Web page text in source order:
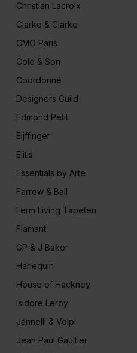
Christian Lacroix
Clarke & Clarke
CMO Paris
Cole & Son
Coordonné
Designers Guild
Edmond Petit
Eijffinger
Élitis
Essentials by Arte
Farrow & Ball
Ferm Living Tapeten
Flamant
GP & J Baker
Harlequin
House of Hackney
Isidore Leroy
Jannelli & Volpi
Jean Paul Gaultier